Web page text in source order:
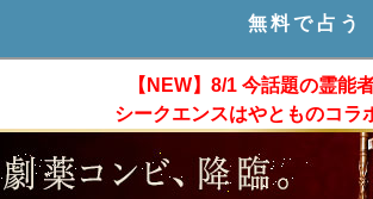
【NEW】8/1 今話題の霊能
シークエンスはやとものコラ